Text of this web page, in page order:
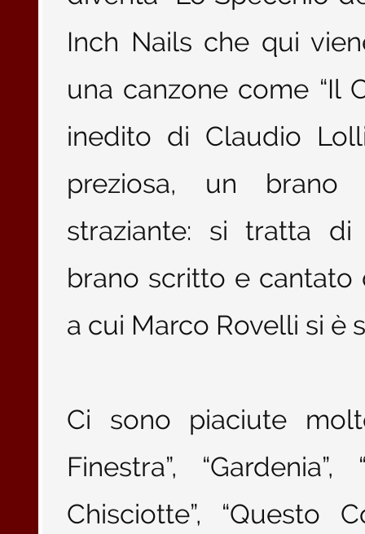
Inch Nails che qui
una canzone come “Il
inedito di Claudio
preziosa, un brano
straziante: si tratta di
brano scritto e cantato
a cui Marco Rovelli si è
Ci sono piaciute
Finestra”, “Gardenia”,
Chisciotte”, “Questo